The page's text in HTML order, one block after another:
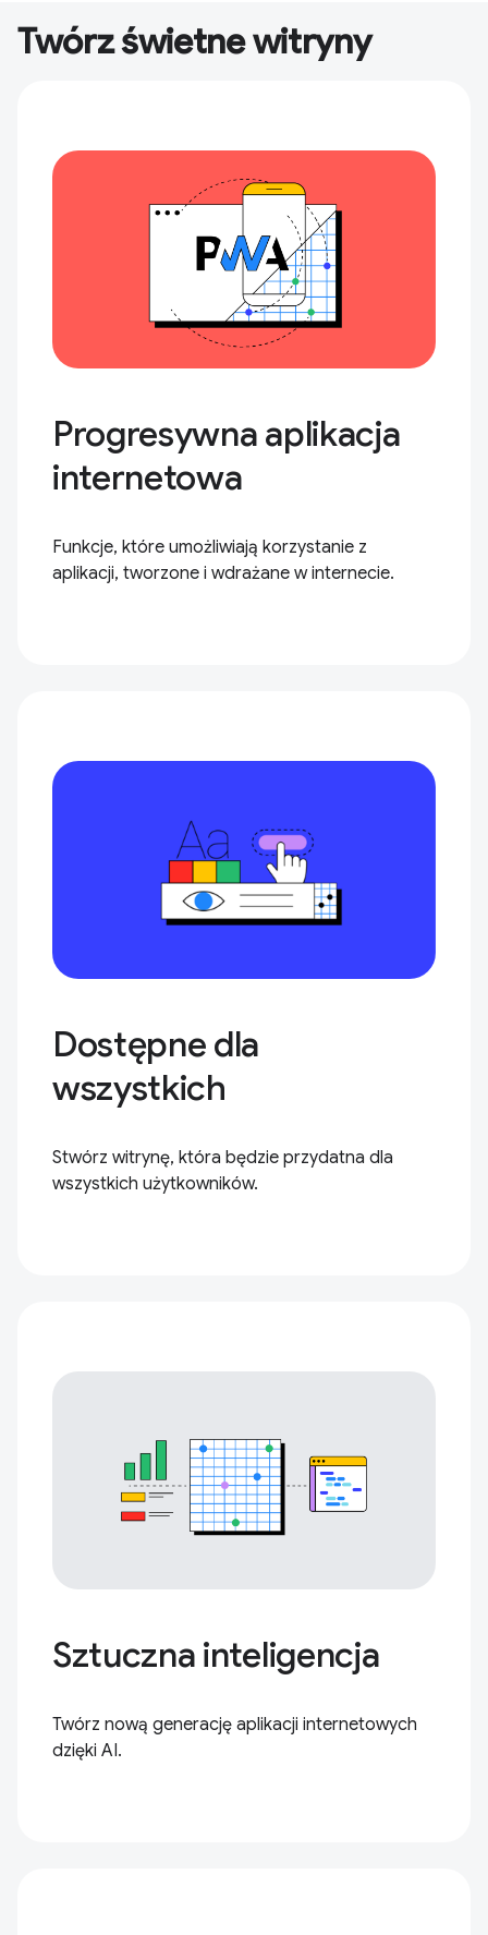
Twórz świetne witryny
Progresywna aplikacja
internetowa
Funkcje, które umożliwiają korzystanie z
aplikacji, tworzone i wdrażane w internecie.
Dostępne dla
wszystkich
Stwórz witrynę, która będzie przydatna dla
wszystkich użytkowników.
Sztuczna inteligencja
Twórz nową generację aplikacji internetowych
dzięki AI.